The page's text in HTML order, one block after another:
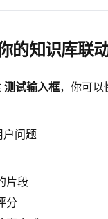
的知识库联
测试输入框，你可以
户问题
片段
分